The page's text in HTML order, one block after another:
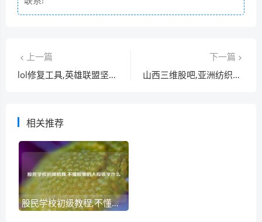
上一篇
lol修复工具,英雄联盟坚毅不倒bug修复了吗
下一篇
山西三维股吧,亚洲纺织集团排名
相关推荐
股民学校初级教程,不懂股票的人应该学什么